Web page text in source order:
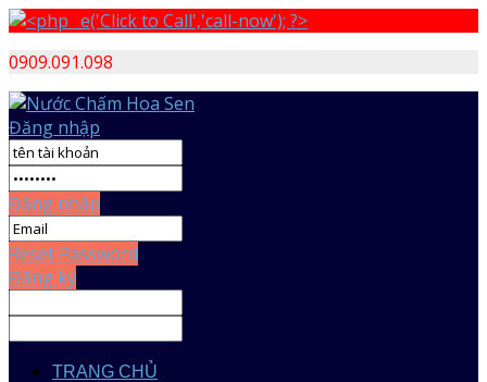
0909.091.098
Đăng nhập
Đăng nhập
Reset Password
Đăng ký
TRANG CHỦ